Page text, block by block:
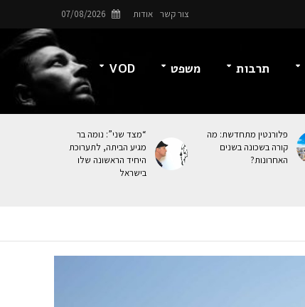
צור קשר אודות 07/08/2026
תרבות משפט VOD
פלורנטין מתחדשת: מה
קורה בשכונה בשנים
האחרונות?
“מצד שני”: נומה בר
מגיע הביתה, לתערוכת
היחיד הראשונה שלו
בישראל